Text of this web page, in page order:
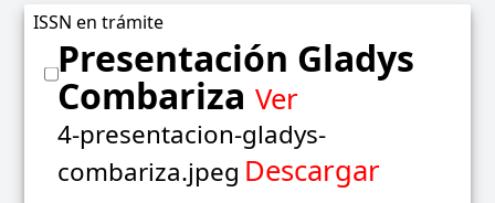
ISSN en trámite
Presentación Gladys
Combariza Ver
4-presentacion-gladys-
combariza.jpeg Descargar